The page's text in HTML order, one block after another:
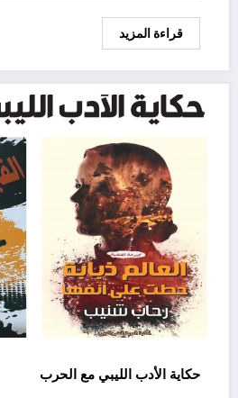
قراءة المزيد
حكاية الأدب الليبي مع الحرب